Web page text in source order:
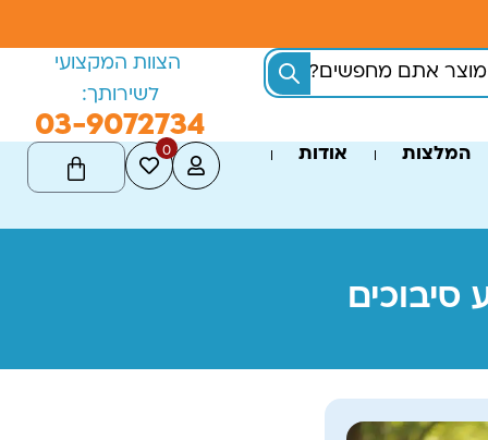
הצוות המקצועי
לשירותך:
03-9072734
המלצות אודות 0